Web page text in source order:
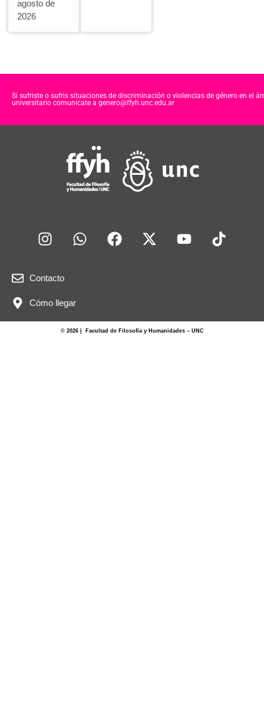
agosto de
2026
Si sufriste o sufris situaciones de discriminación o violencias de género en el
universitario comunicate a genero@ffyh.unc.edu.ar
Contacto
Cómo llegar
© 2026 | Facultad de Filosofía y Humanidades – UNC